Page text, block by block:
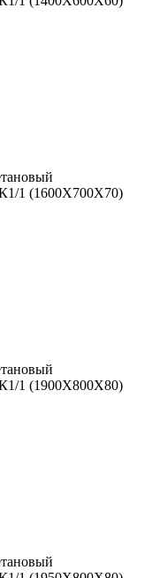
1 (1600Х700Х70)
1 (1900Х800Х80)